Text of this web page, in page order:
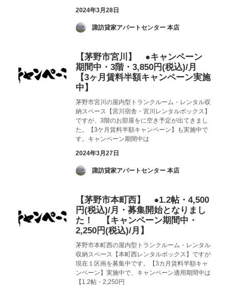
2024年3月28日
­ 諏訪貸家アパートセンター 本店
【茅野市宮川】 ●キャンペーン
期間中・3階・3,850円(税込)/月
【3ヶ月賃料半額キャンペーン実施
中】
茅野市宮川の屋内型トランクルーム・レンタル収
納スペース【宮川宿舎・宮川レンタルボックス】
ですが、3階のお部屋をに空き予定が出てきまし
た。【3ケ月賃料半額キャンペーン】も実施中で
す。キャンペーン期間中は
2024年3月27日
­ 諏訪貸家アパートセンター 本店
【茅野市本町西】 ●1.2帖・4,500
円(税込)/月・募集開始となりまし
た！ 【キャンペーン期間中・
2,250円(税込)/月】
茅野市本町西の屋内型トランクルーム・レンタル
収納スペース【本町西レンタルボックス】ですが
現在１区画を募集中です。【3カ月賃料半額キャ
ンペーン】実施中で、キャンペーン適用期間中は
【1.2帖・2,250円